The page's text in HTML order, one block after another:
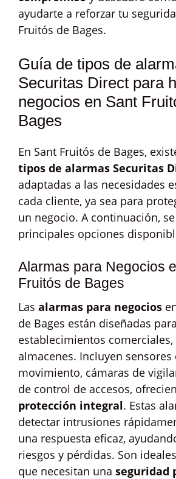
ayudarte a reforzar tu
Fruitós de Bages.
Guía de tipos de
Securitas Direct para
negocios en Sant
Bages
En Sant Fruitós de Bages,
tipos de alarmas Securitas
adaptadas a las necesidades
cada cliente, ya sea para
un negocio. A continuación,
principales opciones
Alarmas para Negocios
Fruitós de Bages
Las alarmas para negocios
de Bages están diseñadas
establecimientos
almacenes. Incluyen sensores
movimiento, cámaras de
de control de accesos,
protección integral. Estas
detectar intrusiones
una respuesta eficaz,
riesgos y pérdidas. Son
que necesitan una seguridad